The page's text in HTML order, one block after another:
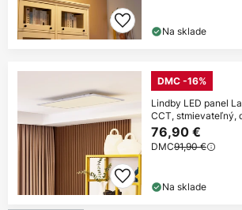
Na sklade
DMC -16%
Lindby LED panel
CCT, stmievateľný,
76,90 €
DMC91,90 €
Na sklade